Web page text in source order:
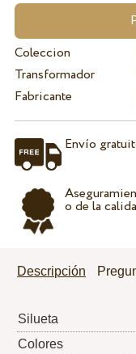
Coleccion
Transformador
Fabricante
Envío
o de la
Descripción
Silueta
Colores